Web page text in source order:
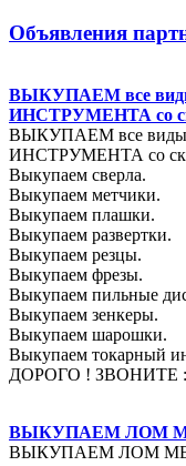
Объявления
ВЫКУПАЕМ все
ИНСТРУМЕНТА со
ВЫКУПАЕМ все
ИНСТРУМЕНТА со
Выкупаем сверла.
Выкупаем метчики.
Выкупаем плашки.
Выкупаем развертки.
Выкупаем резцы.
Выкупаем фрезы.
Выкупаем пильные
Выкупаем зенкеры.
Выкупаем шарошки.
Выкупаем токарный
ДОРОГО ! ЗВОНИТЕ :
ВЫКУПАЕМ ЛОМ
ВЫКУПАЕМ ЛОМ